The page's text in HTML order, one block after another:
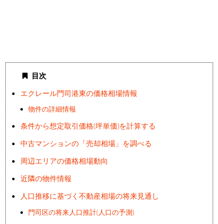
目次
エクレール門司港東の価格相場情報
物件の詳細情報
条件から想定取引価格(坪単価)を計算する
中古マンションの「売却相場」を調べる
周辺エリアの価格相場動向
近隣の物件情報
人口推移に基づく不動産相場の将来見通し
門司区の将来人口推計(人口の予測)